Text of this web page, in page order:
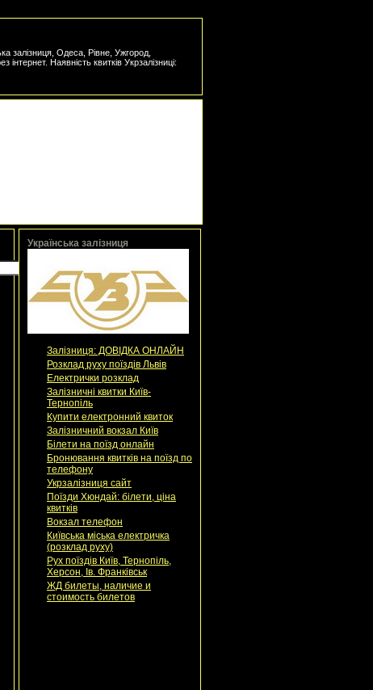
залізниця, Одеса, Рівне, Ужгород,
Наявність квитків Укрзалізниці:
Українська залізниця
Залізниця: ДОВІДКА ОНЛАЙН
Розклад руху поїздів Львів
Електрички розклад
Залізничні квитки Київ-
Тернопіль
Купити електронний квиток
Залізничний вокзал Київ
Білети на поїзд онлайн
Бронювання квитків на поїзд по
телефону
Укрзалізниця сайт
Поїзди Хюндай: білети, ціна
квитків
Вокзал телефон
Київська міська електричка
(розклад руху)
Рух поїздів Київ, Тернопіль,
Херсон, Ів. Франківськ
ЖД билеты, наличие и
стоимость билетов